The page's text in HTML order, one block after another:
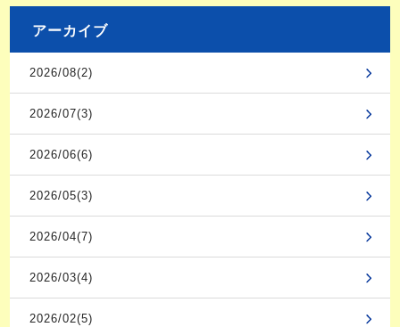
アーカイブ
2026/08(2)
2026/07(3)
2026/06(6)
2026/05(3)
2026/04(7)
2026/03(4)
2026/02(5)